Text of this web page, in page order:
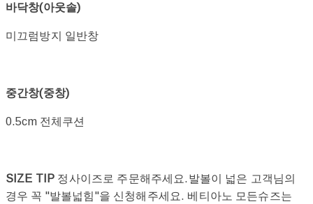
바닥창(아웃솔)
미끄럼방지 일반창
중간창(중창)
0.5cm 전체쿠션
SIZE TIP 정사이즈로 주문해주세요.발볼이 넓은 고객님의
경우 꼭 "발볼넓힘"을 신청해주세요. 베티아노 모든슈즈는